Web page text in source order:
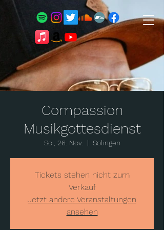
Compassion
Musikgottesdienst
So., 26. Nov.
  |
Solingen
Tickets stehen nicht zum
Verkauf
Jetzt andere Veranstaltungen
ansehen